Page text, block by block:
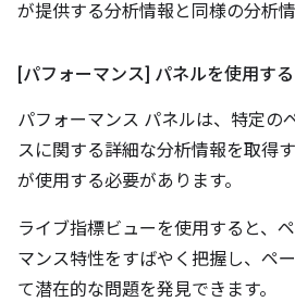
が提供する分析情報と同様の分析
[パフォーマンス] パネルを使用す
パフォーマンス パネルは、特定の
スに関する詳細な分析情報を取得
が使用する必要があります。
ライブ指標ビューを使用すると、
マンス特性をすばやく把握し、ペ
て潜在的な問題を発見できます。